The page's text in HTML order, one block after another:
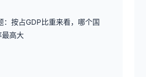
：按占GDP比重来看，哪个国
最高大